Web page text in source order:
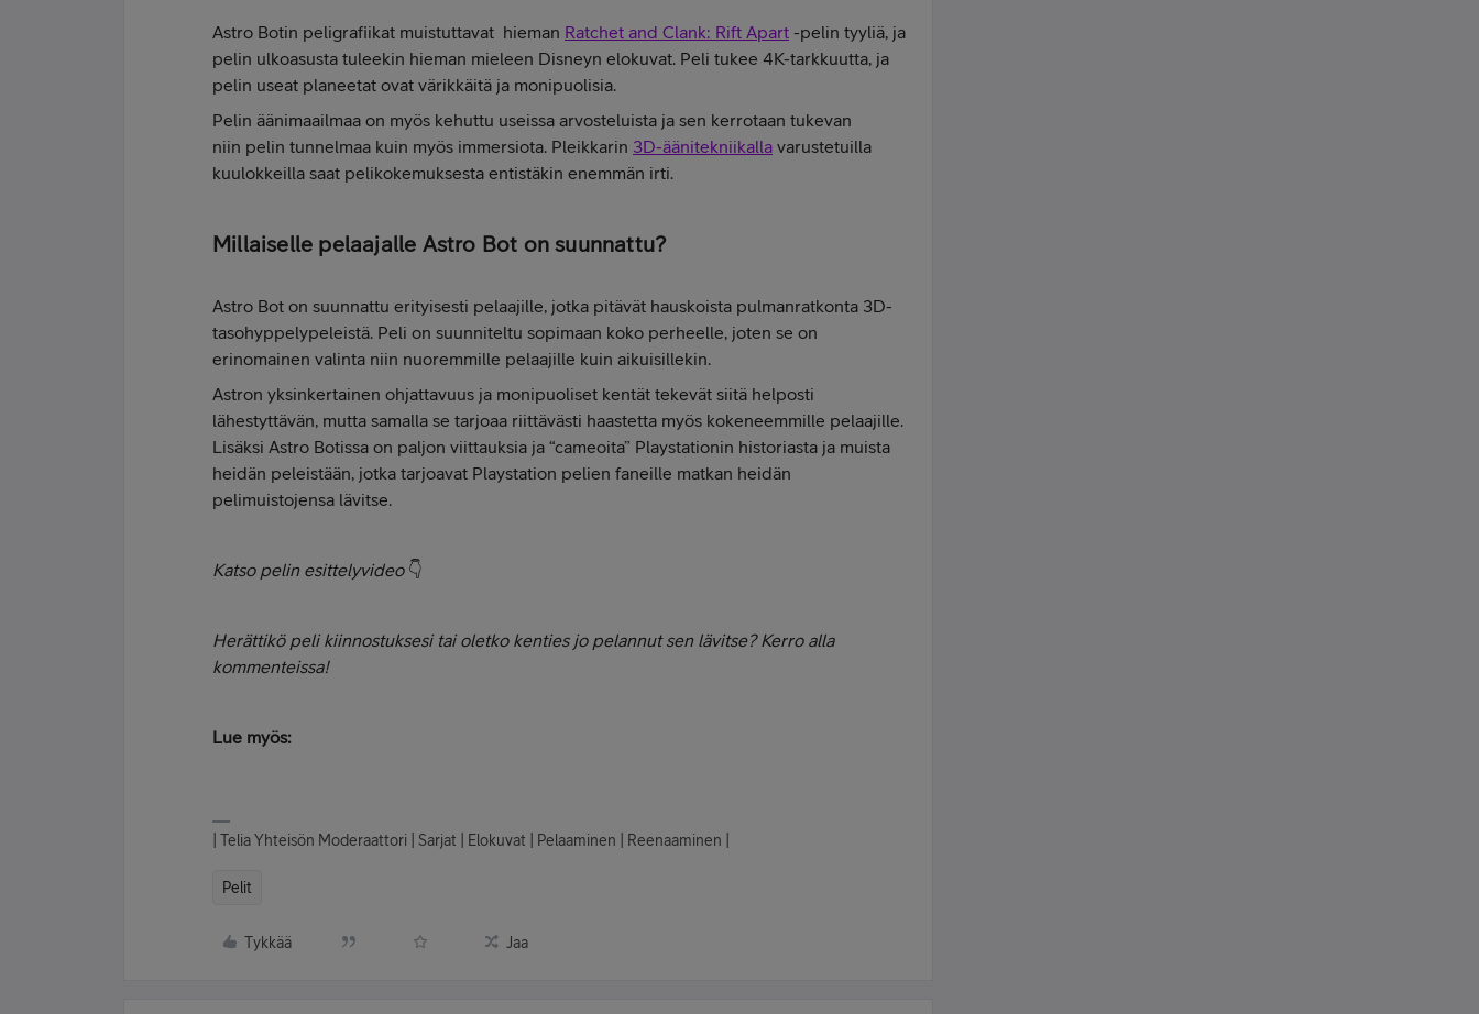
Astro Botin peligrafiikat muistuttavat hieman Ratchet and Clank: Rift Apart -pelin tyyliä, ja
pelin ulkoasusta tuleekin hieman mieleen Disneyn elokuvat. Peli tukee 4K-tarkkuutta, ja
pelin useat planeetat ovat värikkäitä ja monipuolisia.
Pelin äänimaailmaa on myös kehuttu useissa arvosteluista ja sen kerrotaan tukevan
niin pelin tunnelmaa kuin myös immersiota. Pleikkarin 3D-äänitekniikalla varustetuilla
kuulokkeilla saat pelikokemuksesta entistäkin enemmän irti.
Millaiselle pelaajalle Astro Bot on suunnattu?
Astro Bot on suunnattu erityisesti pelaajille, jotka pitävät hauskoista pulmanratkonta 3D-
tasohyppelypeleistä. Peli on suunniteltu sopimaan koko perheelle, joten se on
erinomainen valinta niin nuoremmille pelaajille kuin aikuisillekin.
Astron yksinkertainen ohjattavuus ja monipuoliset kentät tekevät siitä helposti
lähestyttävän, mutta samalla se tarjoaa riittävästi haastetta myös kokeneemmille pelaajille.
Lisäksi Astro Botissa on paljon viittauksia ja “cameoita” Playstationin historiasta ja muista
heidän peleistään, jotka tarjoavat Playstation pelien faneille matkan heidän
pelimuistojensa lävitse.
Katso pelin esittelyvideo 👇
Herättikö peli kiinnostuksesi tai oletko kenties jo pelannut sen lävitse? Kerro alla
kommenteissa!
Lue myös:
| Telia Yhteisön Moderaattori | Sarjat | Elokuvat | Pelaaminen | Reenaaminen |
Pelit
Tykkää Jaa